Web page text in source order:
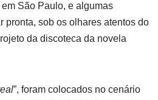
São Paulo, e algumas
pronta, sob os olhares atentos do
da discoteca da novela
”, foram colocados no cenário